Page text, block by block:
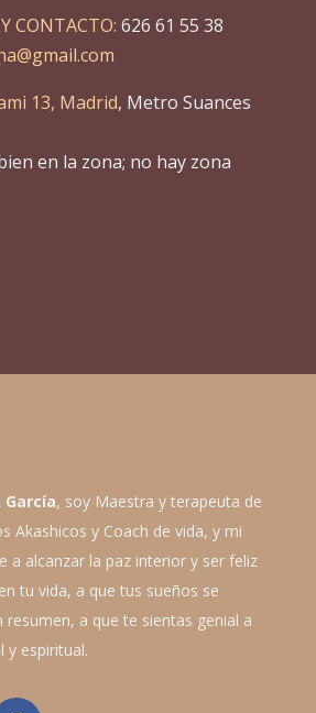
CONTACTO: 626 61 55 38
13, Madrid, Metro Suances
en la zona; no hay zona
García, soy Maestra y terapeuta de
Akashicos y Coach de vida, y mi
a alcanzar la paz interior y ser feliz
tu vida, a que tus sueños se
resumen, a que te sientas genial a
y espiritual.